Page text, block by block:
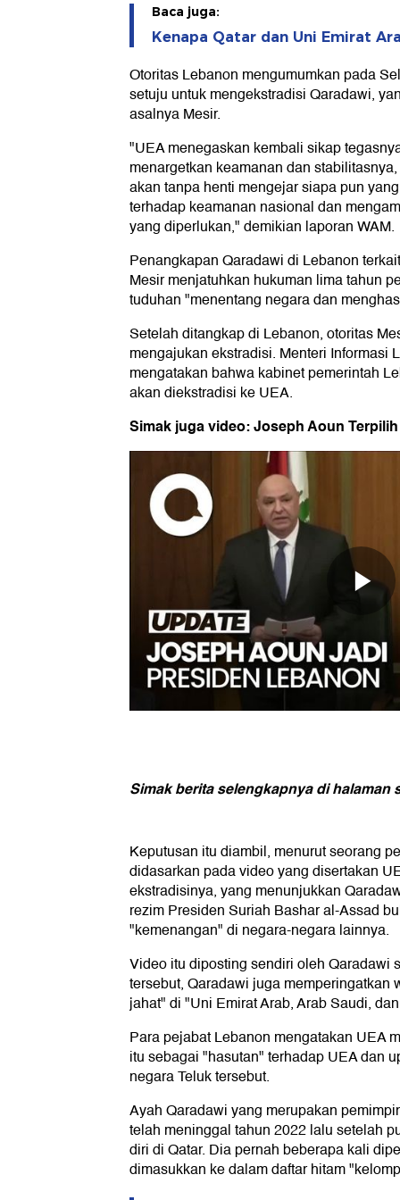
Baca juga:
Kenapa Qatar dan Uni Emirat
Otoritas Lebanon mengumumkan pada
setuju untuk mengekstradisi Qaradawi,
asalnya Mesir.
"UEA menegaskan kembali sikap
menargetkan keamanan dan
akan tanpa henti mengejar siapa pun
terhadap keamanan nasional dan
yang diperlukan," demikian laporan WAM.
Penangkapan Qaradawi di Lebanon
Mesir menjatuhkan hukuman lima tahun
tuduhan "menentang negara dan
Setelah ditangkap di Lebanon, otoritas
mengajukan ekstradisi. Menteri Informasi
mengatakan bahwa kabinet pemerintah
akan diekstradisi ke UEA.
Simak juga video: Joseph Aoun
Simak berita selengkapnya di halaman
Keputusan itu diambil, menurut seorang
didasarkan pada video yang disertakan
ekstradisinya, yang menunjukkan
rezim Presiden Suriah Bashar al-Assad
"kemenangan" di negara-negara lainnya.
Video itu diposting sendiri oleh Qaradawi
tersebut, Qaradawi juga memperingatkan
jahat" di "Uni Emirat Arab, Arab Saudi,
Para pejabat Lebanon mengatakan UEA
itu sebagai "hasutan" terhadap UEA dan
negara Teluk tersebut.
Ayah Qaradawi yang merupakan
telah meninggal tahun 2022 lalu setelah
diri di Qatar. Dia pernah beberapa kali
dimasukkan ke dalam daftar hitam